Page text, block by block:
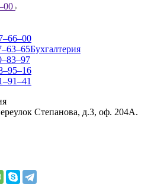
Бухгалтерия
Степанова, д.3, оф. 204А.